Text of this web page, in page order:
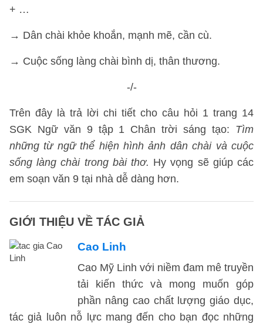
+ …
→ Dân chài khỏe khoắn, mạnh mẽ, cần cù.
→ Cuộc sống làng chài bình dị, thân thương.
-/-
Trên đây là trả lời chi tiết cho câu hỏi 1 trang 14
SGK Ngữ văn 9 tập 1 Chân trời sáng tạo: Tìm
những từ ngữ thể hiện hình ảnh dân chài và cuộc
sống làng chài trong bài thơ. Hy vọng sẽ giúp các
em soạn văn 9 tại nhà dễ dàng hơn.
GIỚI THIỆU VỀ TÁC GIẢ
Cao Linh
Cao Mỹ Linh với niềm đam mê truyền
tải kiến thức và mong muốn góp
phần nâng cao chất lượng giáo dục,
tác giả luôn nỗ lực mang đến cho bạn đọc những